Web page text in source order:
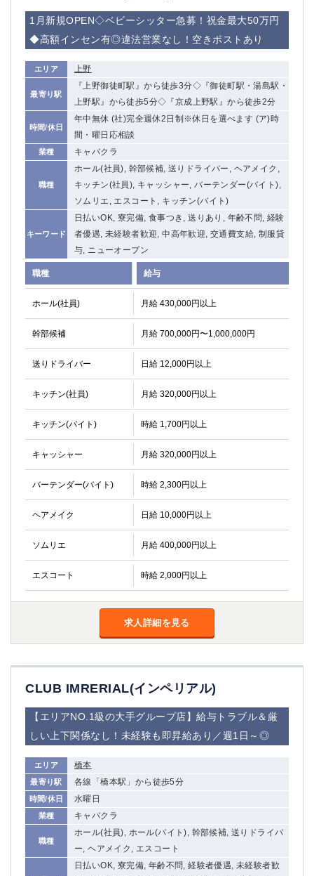
1月新規OPEN◇ベビーシッター急募！祝金最大50万円
◆高額インセン有◎違法営業なし！空きポストあり
エリア 上野
最寄り駅
『上野御徒町駅』から徒歩3分◇『御徒町駅・湯島駅・
上野駅』から徒歩5分◇『京成上野駅』から徒歩2分
時間/休日
年中無休 (社)完全週休2日制※休日を選べます (ア)時
間・曜日応相談
業種 キャバクラ
職種
ホール(社員), 幹部候補, 送りドライバー, ヘアメイク,
キッチン(社員), キャッシャー, バーテンダー(バイト),
ソムリエ, エスコート, キッチン(バイト)
キーワード
日払いOK, 寮完備, 食事つき, 送りあり, 年齢不問, 経験
者優遇, 未経験者歓迎, 中高年歓迎, 交通費支給, 制服貸
与, ニューオープン
職種 給与
ホール(社員) 月給 430,000円以上
幹部候補 月給 700,000円〜1,000,000円
送りドライバー 日給 12,000円以上
キッチン(社員) 月給 320,000円以上
キッチン(バイト) 時給 1,700円以上
キャッシャー 月給 320,000円以上
バーテンダー(バイト) 時給 2,300円以上
ヘアメイク 日給 10,000円以上
ソムリエ 月給 400,000円以上
エスコート 時給 2,000円以上
求人詳細を見る
CLUB IMRERIAL(インペリアル)
【エリアNO.1級の大手グループ店】給与トラブル＆厳
しい上下関係なし！未経験も即昇給あり／週1日～◎
エリア 橋本
最寄り駅 各線「橋本駅」から徒歩5分
時間/休日 水曜日
業種 キャバクラ
職種
ホール(社員), ホール(バイト), 幹部候補, 送りドライバ
ー, ヘアメイク, エスコート
日払いOK, 寮完備, 年齢不問, 経験者優遇, 未経験者歓